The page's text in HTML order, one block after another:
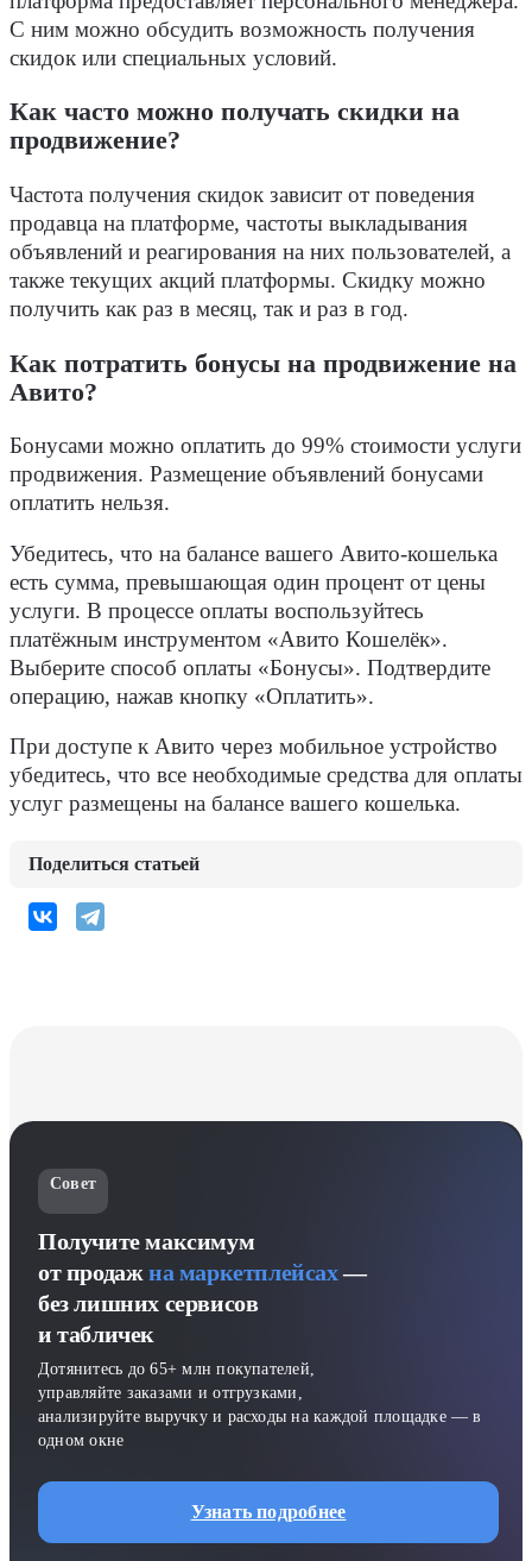
С ним можно обсудить возможность получения
скидок или специальных условий.
Как часто можно получать скидки на
продвижение?
Частота получения скидок зависит от поведения
продавца на платформе, частоты выкладывания
объявлений и реагирования на них пользователей, а
также текущих акций платформы. Скидку можно
получить как раз в месяц, так и раз в год.
Как потратить бонусы на продвижение на
Авито?
Бонусами можно оплатить до 99% стоимости услуги
продвижения. Размещение объявлений бонусами
оплатить нельзя.
Убедитесь, что на балансе вашего Авито-кошелька
есть сумма, превышающая один процент от цены
услуги. В процессе оплаты воспользуйтесь
платёжным инструментом «Авито Кошелёк».
Выберите способ оплаты «Бонусы». Подтвердите
операцию, нажав кнопку «Оплатить».
При доступе к Авито через мобильное устройство
убедитесь, что все необходимые средства для оплаты
услуг размещены на балансе вашего кошелька.
Поделиться статьей
Совет
Получите максимум
от продаж на маркетплейсах—
без лишних сервисов
и табличек
Дотянитесь до 65+ млн покупателей,
управляйте заказами и отгрузками,
анализируйте выручку и расходы на каждой площадке — в
одном окне
Узнать подробнее